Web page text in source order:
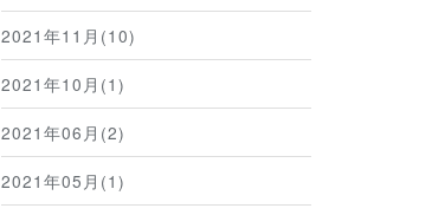
2021年11月(10)
2021年10月(1)
2021年06月(2)
2021年05月(1)